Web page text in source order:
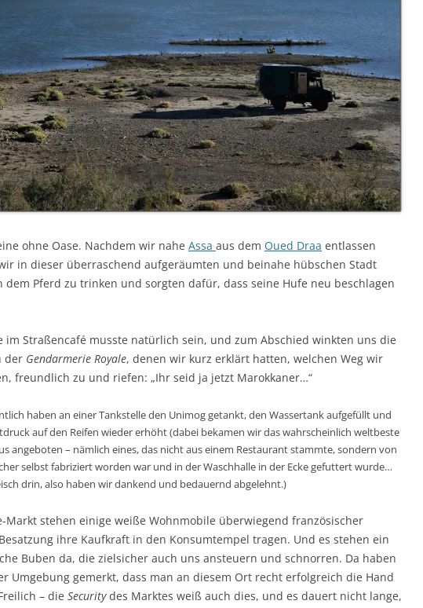
ohne Oase. Nachdem wir nahe Assa aus dem Oued Draa entlassen
in dieser überraschend aufgeräumten und beinahe hübschen Stadt
dem Pferd zu trinken und sorgten dafür, dass seine Hufe neu beschlagen
im Straßencafé musste natürlich sein, und zum Abschied winkten uns die
der Gendarmerie Royale, denen wir kurz erklärt hatten, welchen Weg wir
freundlich zu und riefen: „Ihr seid ja jetzt Marokkaner…“
haben an einer Tankstelle den Unimog getankt, den Wassertank aufgefüllt und
auf den Reifen wieder erhöht (dabei bekamen wir das wahrscheinlich weltbeste
angeboten – nämlich eines, das nicht aus einem Restaurant stammte, sondern von
selbst fabriziert worden war und in der Waschhalle in der Ecke gefuttert wurde…
drin, also haben wir dankend und bedauernd abgelehnt.)
Markt stehen einige weiße Wohnmobile überwiegend französischer
ihre Kaufkraft in den Konsumtempel tragen. Und es stehen ein
Buben da, die zielsicher auch uns ansteuern und schnorren. Da haben
Umgebung gemerkt, dass man an diesem Ort recht erfolgreich die Hand
– die Securitydes Marktes weiß auch dies, und es dauert nicht lange,